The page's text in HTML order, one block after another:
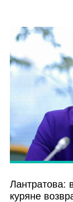
Лантратова:
куряне